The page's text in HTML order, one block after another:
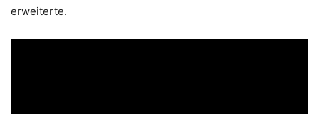
erweiterte.